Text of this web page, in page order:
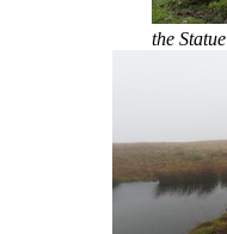
the Statue